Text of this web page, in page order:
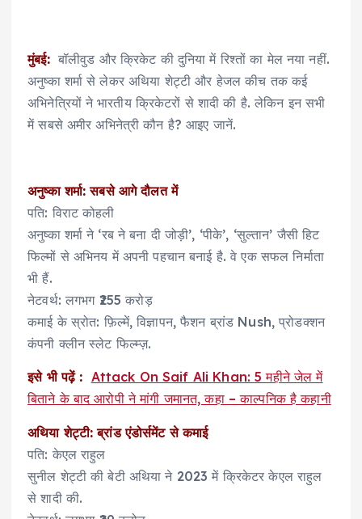
मुंबई: बॉलीवुड और क्रिकेट की दुनिया में रिश्तों का मेल नया नहीं.
अनुष्का शर्मा से लेकर अथिया शेट्टी और हेजल कीच तक कई
अभिनेत्रियों ने भारतीय क्रिकेटरों से शादी की है. लेकिन इन सभी
में सबसे अमीर अभिनेत्री कौन है? आइए जानें.
अनुष्का शर्मा: सबसे आगे दौलत में
पति: विराट कोहली
अनुष्का शर्मा ने ‘रब ने बना दी जोड़ी’, ‘पीके’, ‘सुल्तान’ जैसी हिट
फिल्मों से अभिनय में अपनी पहचान बनाई है. वे एक सफल निर्माता
भी हैं.
नेटवर्थ: लगभग ₹255 करोड़
कमाई के स्रोत: फ़िल्में, विज्ञापन, फैशन ब्रांड Nush, प्रोडक्शन
कंपनी क्लीन स्लेट फिल्म्ज़.
इसे भी पढ़ें : Attack On Saif Ali Khan: 5 महीने जेल में
बिताने के बाद आरोपी ने मांगी जमानत, कहा – काल्पनिक है कहानी
अथिया शेट्टी: ब्रांड एंडोर्समेंट से कमाई
पति: केएल राहुल
सुनील शेट्टी की बेटी अथिया ने 2023 में क्रिकेटर केएल राहुल
से शादी की.